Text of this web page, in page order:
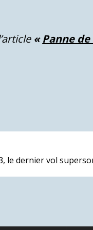
«Panne
le dernier vol